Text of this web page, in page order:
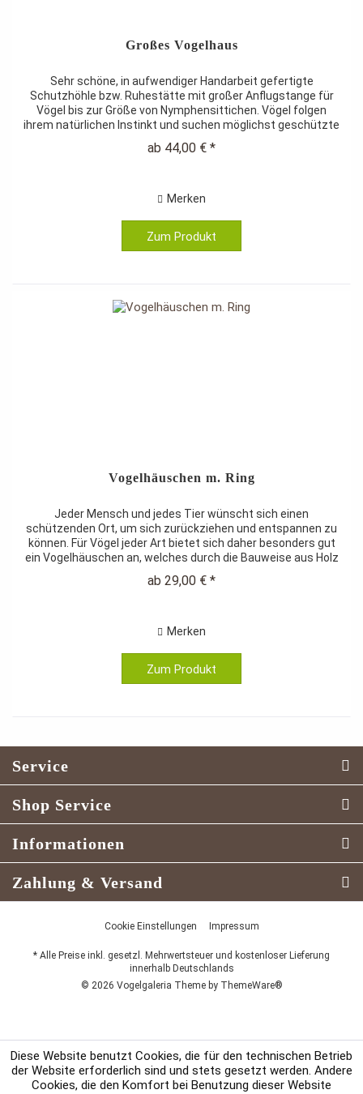
Großes Vogelhaus
Sehr schöne, in aufwendiger Handarbeit gefertigte
Schutzhöhle bzw. Ruhestätte mit großer Anflugstange für
Vögel bis zur Größe von Nymphensittichen. Vögel folgen
ihrem natürlichen Instinkt und suchen möglichst geschützte
ab 44,00 € *
Merken
Zum Produkt
Vogelhäuschen m. Ring
Jeder Mensch und jedes Tier wünscht sich einen
schützenden Ort, um sich zurückziehen und entspannen zu
können. Für Vögel jeder Art bietet sich daher besonders gut
ein Vogelhäuschen an, welches durch die Bauweise aus Holz
nicht nur einen...
ab 29,00 € *
Merken
Zum Produkt
Service
Shop Service
Informationen
Zahlung & Versand
Cookie Einstellungen Impressum
* Alle Preise inkl. gesetzl. Mehrwertsteuer und kostenloser Lieferung
innerhalb Deutschlands
© 2026 Vogelgaleria Theme by ThemeWare®
Diese Website benutzt Cookies, die für den technischen Betrieb
der Website erforderlich sind und stets gesetzt werden. Andere
Cookies, die den Komfort bei Benutzung dieser Website